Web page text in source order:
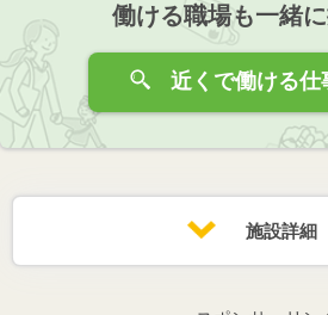
働ける職場も一緒に
近くで働ける仕
施設詳細